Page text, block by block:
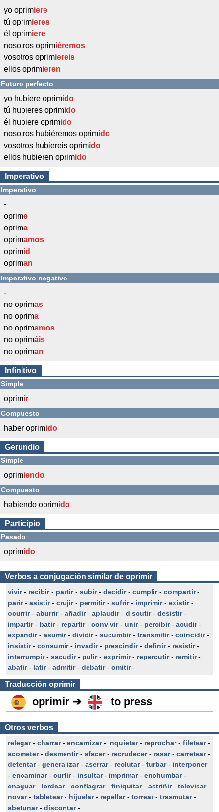
yo oprimiere
tú oprimieres
él oprimiere
nosotros oprimiéremos
vosotros oprimiereis
ellos oprimieren
Futuro perfecto
yo hubiere oprimido
tú hubieres oprimido
él hubiere oprimido
nosotros hubiéremos oprimido
vosotros hubiereis oprimido
ellos hubieren oprimido
Imperativo
Imperativo
-
oprime
oprima
oprimamos
oprimid
opriman
Imperativo negativo
-
no oprimas
no oprima
no oprimamos
no oprimáis
no opriman
Infinitivo
Simple
oprimir
Compuesto
haber oprimido
Gerundio
Simple
oprimiendo
Compuesto
habiendo oprimido
Participio
Pasado
oprimido
Verbos a conjugación similar de oprimir
vivir- recibir- partir- subir- decidir- cumplir- compartir-
parir- asistir- crujir- permitir- sufrir- imprimir- existir-
ocurrir- aburrir- añadir- aplaudir- discutir- desistir-
impartir- batir- repartir- convivir- unir- percibir- acudir-
expandir- asumir- dividir- sucumbir- transmitir- coincidir-
insistir- consumir- invadir- prescindir- definir- resistir-
interrumpir- sacudir- pulir- exprimir- repercutir- remitir-
abatir- latir- admitir- debatir- omitir-
Traducción oprimir
oprimir ➔ to press
Otros verbos
relegar- charrar- encarnizar- inquietar- reprochar- filetear-
acometer- desmentir- afacer- recrudecer- rasar- carretear-
detentar- generalizar- aserrar- reclutar- turbar- interponer
- encaminar- curtir- insultar- imprimar- enchumbar-
enaguar- lerdear- conflagrar- finiquitar- astriñir- televisar-
novar- tabletear- hijuelar- repellar- torrear- trasmutar-
abetunar- discontar-